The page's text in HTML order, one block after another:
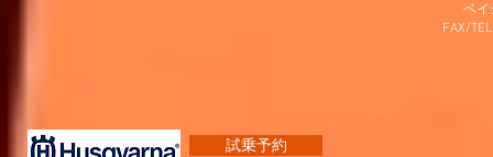
ベイ
FAX/
試乗予約